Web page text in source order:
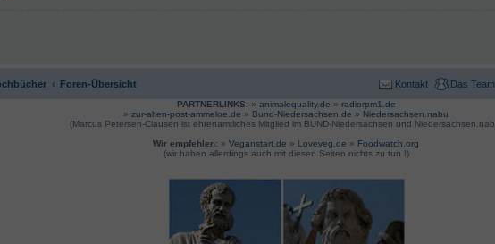
Foren-Übersicht Das Team
Kontakt
PARTNERLINKS: » animalequality.de » radiorpm1.de
» zur-alten-post-ammeloe.de » Bund-Niedersachsen.de » Niedersachsen.nabu
(Marcus Petersen-Clausen ist ehrenamtliches Mitglied im BUND-Niedersachsen und
Wir empfehlen: » Veganstart.de » Loveveg.de » Foodwatch.org
(wir haben allerdings auch mit diesen Seiten nichts zu tun !)